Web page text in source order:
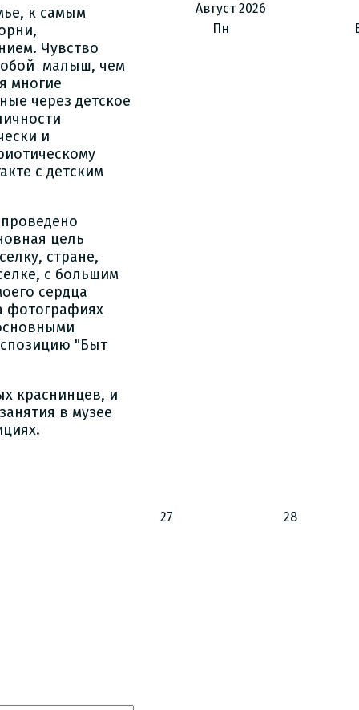
к самым
Чувство
малыш, чем
многие
через детское
и
с детским
цель
стране,
с большим
сердца
фотографиях
"Быт
краснинцев, и
в музее
Август 2026
Пн
27 28